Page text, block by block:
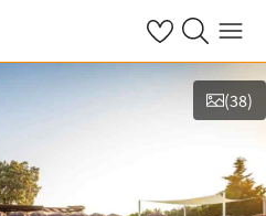
OmatHaku Valikko
(38)